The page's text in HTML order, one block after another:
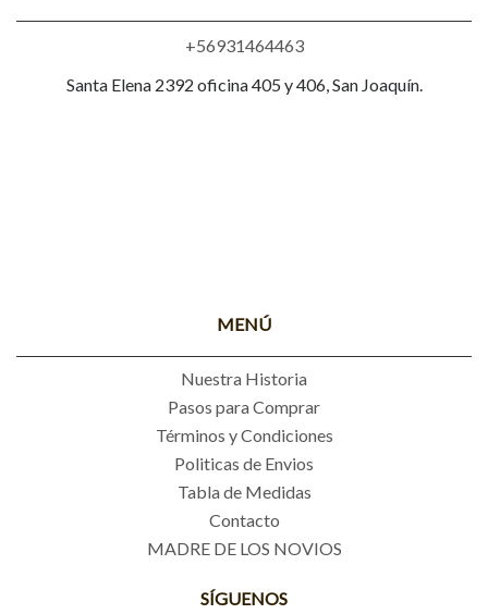
+56931464463
Santa Elena 2392 oficina 405 y 406, San Joaquín.
MENÚ
Nuestra Historia
Pasos para Comprar
Términos y Condiciones
Politicas de Envios
Tabla de Medidas
Contacto
MADRE DE LOS NOVIOS
SÍGUENOS